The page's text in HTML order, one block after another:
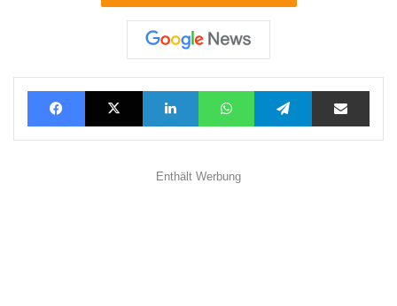
FacebookX LinkedInWhatsAppTelegramTeilen via E-Mail
Enthält Werbung